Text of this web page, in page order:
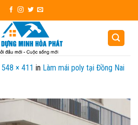
548 × 411 in Làm mái poly tại Đồng Nai